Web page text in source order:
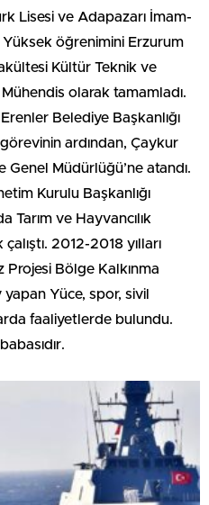
Lisesi ve Adapazarı İmam-
Yüksek öğrenimini Erzurum
Kültür Teknik ve
olarak tamamladı.
Belediye Başkanlığı
ardından, Çaykur
Genel Müdürlüğü’ne atandı.
Kurulu Başkanlığı
Tarım ve Hayvancılık
2012-2018 yılları
Projesi Bölge Kalkınma
Yüce, spor, sivil
faaliyetlerde bulundu.